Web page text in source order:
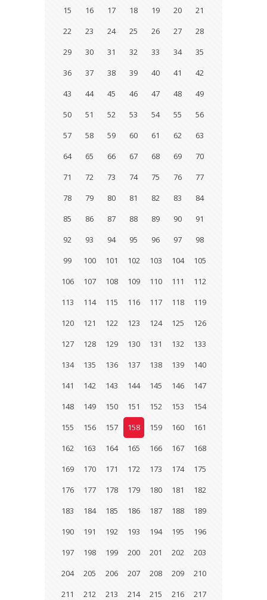
15 16 17 18 19 20
21
22
23 24 25 26 27
28
29
30 31 32 33 34
35
36
37 38 39 40 41
42
43
44 45 46 47 48
49
50
51 52 53 54 55
56
57
58 59 60 61 62
63
64
65 66 67 68 69
70
71
72 73 74 75 76
77
78
79 80 81 82 83
84
85
86 87 88 89 90
91
92
93 94 95 96 97
98
99
100 101 102 103 104
105
106
107 108 109 110 111
112
113
114 115 116 117 118
119
120
121 122 123 124 125
126
127
128 129 130 131 132
133
134
135 136 137 138 139
140
141
142 143 144 145 146
147
148
149 150 151 152 153
154
155
156 157 158 159 160
161
162
163 164 165 166 167
168
169
170 171 172 173 174
175
176
177 178 179 180 181
182
183
184 185 186 187 188
189
190
191 192 193 194 195
196
197
198 199 200 201 202
203
204
205 206 207 208 209
210
211
212 213 214 215 216
217